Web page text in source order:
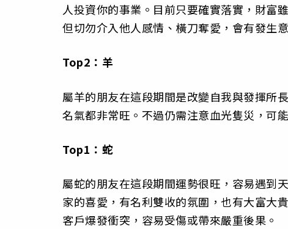
人投資你的事業。目前只要確實落實，財富
但切勿介入他人感情、橫刀奪愛，會有發生
Top2：羊
屬羊的朋友在這段期間是改變自我與發揮所
名氣都非常旺。不過仍需注意血光隻災，可
Top1：蛇
屬蛇的朋友在這段期間運勢很旺，容易遇到
家的喜愛，有名利雙收的氛圍，也有大富大
客戶爆發衝突，容易受傷或帶來嚴重後果。